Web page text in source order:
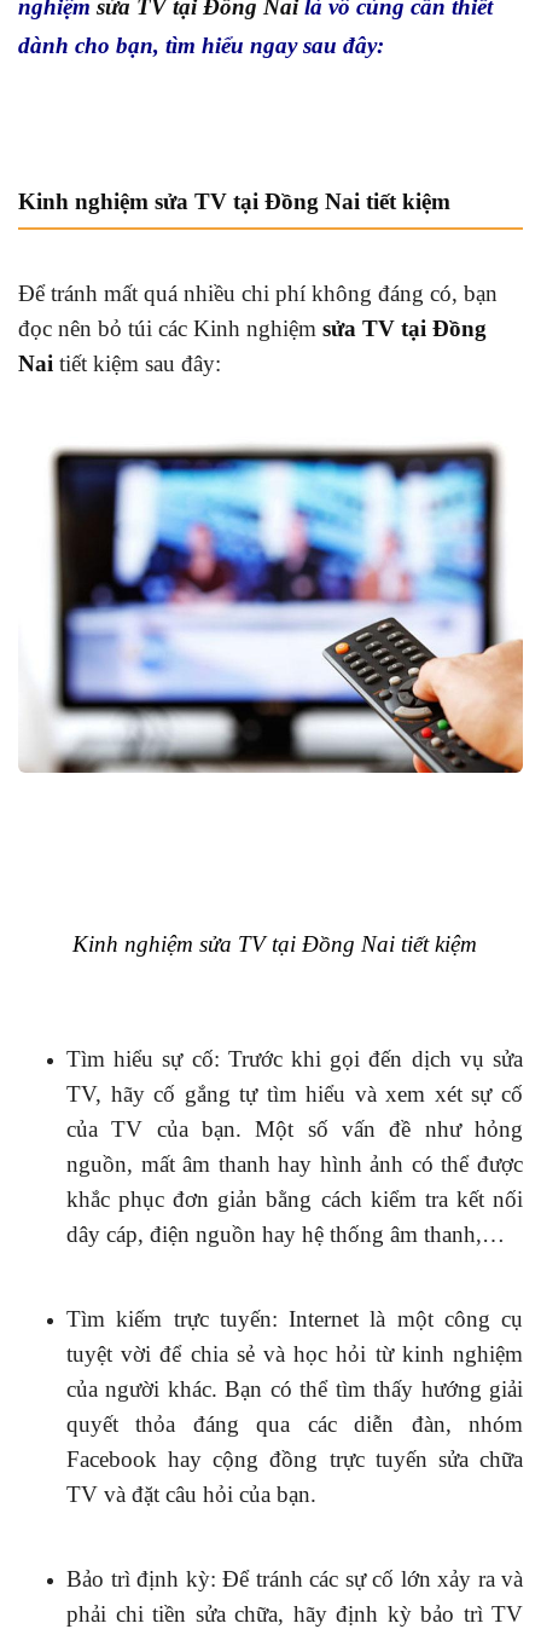
nghiệm sửa TV tại Đồng Nailà vô cùng cần thiết
dành cho bạn, tìm hiểu ngay sau đây:
Kinh nghiệm sửa TV tại Đồng Nai tiết kiệm
Để tránh mất quá nhiều chi phí không đáng có, bạn
đọc nên bỏ túi các Kinh nghiệm sửa TV tại Đồng
Nai tiết kiệm sau đây:
Kinh nghiệm sửa TV tại Đồng Nai tiết kiệm
Tìm hiểu sự cố: Trước khi gọi đến dịch vụ sửa
TV, hãy cố gắng tự tìm hiểu và xem xét sự cố
của TV của bạn. Một số vấn đề như hỏng
nguồn, mất âm thanh hay hình ảnh có thể được
khắc phục đơn giản bằng cách kiểm tra kết nối
dây cáp, điện nguồn hay hệ thống âm thanh,…
Tìm kiếm trực tuyến: Internet là một công cụ
tuyệt vời để chia sẻ và học hỏi từ kinh nghiệm
của người khác. Bạn có thể tìm thấy hướng giải
quyết thỏa đáng qua các diễn đàn, nhóm
Facebook hay cộng đồng trực tuyến sửa chữa
TV và đặt câu hỏi của bạn.
Bảo trì định kỳ: Để tránh các sự cố lớn xảy ra và
phải chi tiền sửa chữa, hãy định kỳ bảo trì TV